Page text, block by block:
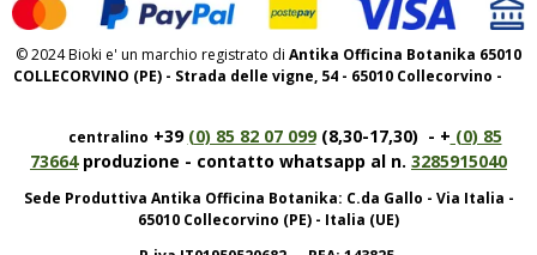
© 2024 Bioki e' un marchio registrato di Antika Officina Botanika 65010
COLLECORVINO (PE) - Strada delle vigne, 54 - 65010 Collecorvino -
centralino +39 (0) 85 82 07 099(8,30-17,30) - + (0) 85
73664produzione - contatto whatsapp al n. 3285915040
Sede Produttiva Antika Officina Botanika: C.da Gallo - Via Italia -
65010 Collecorvino (PE) - Italia (UE)